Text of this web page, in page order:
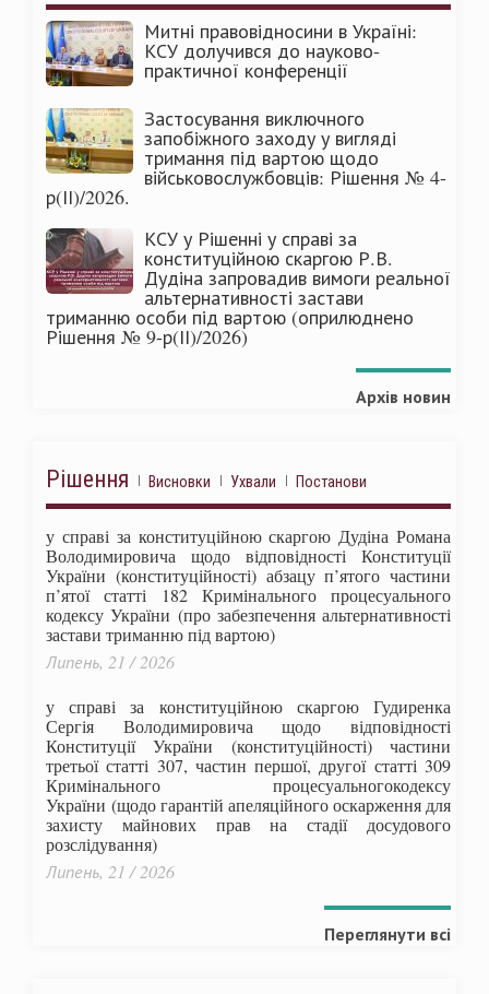
Митні правовідносини в Україні:
КСУ долучився до науково-
практичної конференції
Застосування виключного
запобіжного заходу у вигляді
тримання під вартою щодо
військовослужбовців: Рішення № 4-
р(ІІ)/2026.
КСУ у Рішенні у справі за
конституційною скаргою Р.В.
Дудіна запровадив вимоги реальної
альтернативності застави
триманню особи під вартою (оприлюднено
Рішення № 9-р(ІІ)/2026)
Архів новин
Рішення Висновки Ухвали Постанови
у справі за конституційною скаргою Дудіна Романа
Володимировича щодо відповідності Конституції
України (конституційності) абзацу п’ятого частини
п’ятої статті 182 Кримінального процесуального
кодексу України (про забезпечення альтернативності
застави триманню під вартою)
Липень, 21 / 2026
у справі за конституційною скаргою Гудиренка
Сергія Володимировича щодо відповідності
Конституції України (конституційності) частини
третьої статті 307, частин першої, другої статті 309
Кримінального процесуальногокодексу
України (щодо гарантій апеляційного оскарження для
захисту майнових прав на стадії досудового
розслідування)
Липень, 21 / 2026
Переглянути всі